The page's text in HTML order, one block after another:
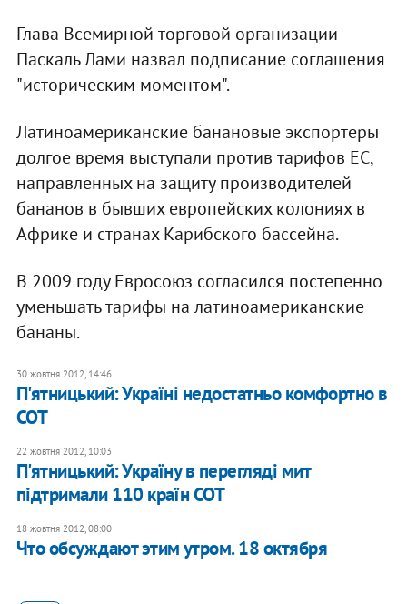
Глава Всемирной торговой организации
Паскаль Лами назвал подписание соглашения
"историческим моментом".
Латиноамериканские банановые экспортеры
долгое время выступали против тарифов ЕС,
направленных на защиту производителей
бананов в бывших европейских колониях в
Африке и странах Карибского бассейна.
В 2009 году Евросоюз согласился постепенно
уменьшать тарифы на латиноамериканские
бананы.
30 жовтня 2012, 14:46
П'ятницький: Україні недостатньо комфортно в
СОТ
22 жовтня 2012, 10:03
П'ятницький: Україну в перегляді мит
підтримали 110 країн СОТ
18 жовтня 2012, 08:00
Что обсуждают этим утром. 18 октября